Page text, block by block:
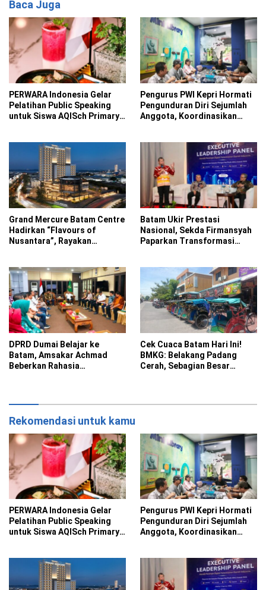
Baca Juga
PERWARA Indonesia Gelar
Pelatihan Public Speaking
untuk Siswa AQISch Primary
Pengurus PWI Kepri Hormati
Pengunduran Diri Sejumlah
Anggota, Koordinasikan
Grand Mercure Batam Centre
Hadirkan “Flavours of
Nusantara”, Rayakan
Batam Ukir Prestasi
Nasional, Sekda Firmansyah
Paparkan Transformasi
DPRD Dumai Belajar ke
Batam, Amsakar Achmad
Beberkan Rahasia
Cek Cuaca Batam Hari Ini!
BMKG: Belakang Padang
Cerah, Sebagian Besar
Rekomendasi untuk kamu
PERWARA Indonesia Gelar
Pelatihan Public Speaking
untuk Siswa AQISch Primary
Pengurus PWI Kepri Hormati
Pengunduran Diri Sejumlah
Anggota, Koordinasikan